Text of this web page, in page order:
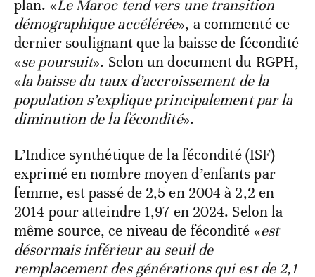
plan. «Le Maroc tend vers une transition
démographique accélérée», a commenté ce
dernier soulignant que la baisse de fécondité
«se poursuit». Selon un document du RGPH,
«la baisse du taux d’accroissement de la
population s’explique principalement par la
diminution de la fécondité».
L’Indice synthétique de la fécondité (ISF)
exprimé en nombre moyen d’enfants par
femme, est passé de 2,5 en 2004 à 2,2 en
2014 pour atteindre 1,97 en 2024. Selon la
même source, ce niveau de fécondité «est
désormais inférieur au seuil de
remplacement des générations qui est de 2,1